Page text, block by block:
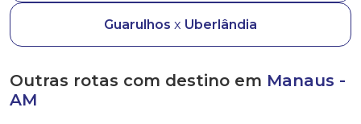
Guarulhos x Uberlândia
Outras rotas com destino em Manaus -
AM